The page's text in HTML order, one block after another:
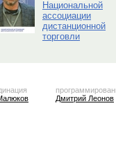
Национальной
ассоциации
дистанционной
торговли
Дмитрий Леонов